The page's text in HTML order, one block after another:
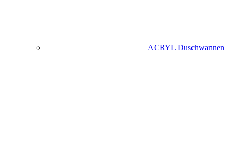
ACRYL Duschwannen